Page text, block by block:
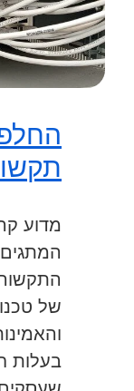
מדוע
המתגים
של
בעלות